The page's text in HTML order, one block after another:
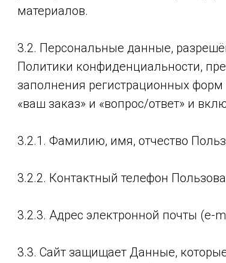
материалов.
3.2. Персональные данные,
Политики конфиденциальности,
заполнения регистрационных форм
«ваш заказ» и «вопрос/ответ» и
3.2.1. Фамилию, имя, отчество
3.2.2. Контактный телефон
3.2.3. Адрес электронной почты (e-
3.3. Сайт защищает Данные,